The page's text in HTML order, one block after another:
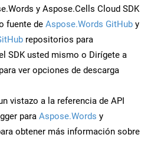
y Aspose.Cells Cloud SDK
fuente de Aspose.Words GitHub y
repositorios para
SDK usted mismo o Dirígete a
para ver opciones de descarga
vistazo a la referencia de API
para Aspose.Words y
obtener más información sobre